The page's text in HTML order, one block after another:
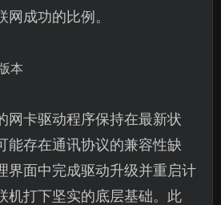
成功的比例。
本
网卡驱动程序保持在最新状
能存在通讯协议的兼容性缺
界面中完成驱动升级并重启计
机打下坚实的底层基础。此